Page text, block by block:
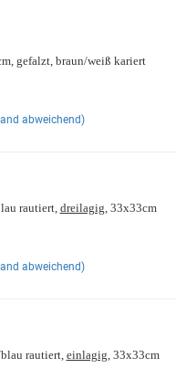
gefalzt, braun/weiß kariert
abweichend)
rautiert,dreilagig, 33x33cm
abweichend)
rautiert, einlagig, 33x33cm